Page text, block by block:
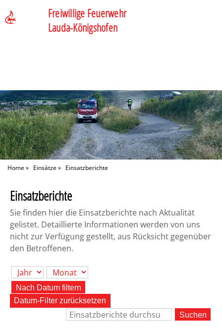
Freiwillige Feuerwehr
Lauda-Königshofen
Home» Einsätze» Einsatzberichte
Einsatzberichte
Sie finden hier die Einsatzberichte nach Aktualität
gelistet. Detaillierte Informationen werden von uns
nicht zur Verfügung gestellt, aus Rücksicht gegenüber
den Betroffenen.
Nach Datum filtern
Datum-Filter zurücksetzen